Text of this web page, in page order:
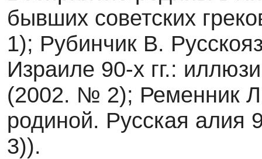
бывших советских
1); Рубинчик В.
Израиле 90-х гг.:
(2002. № 2); Ременник
родиной. Русская алия
3)).